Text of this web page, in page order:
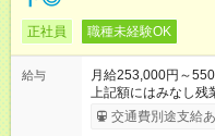
正社員 職種未経験OK
給与
月給253,000円～
上記額にはみなし残
ます。 みなし残業
入社半年経過時点の平均月
交通費別途支給